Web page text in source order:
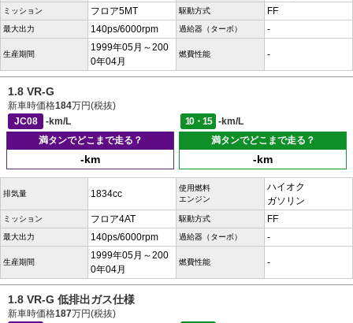
ミッション フロア5MT 駆動方式 FF
最大出力 140ps/6000rpm 過給器（ターボ） -
生産期間
1999年05月～200
0年04月
燃費性能 -
1.8 VR-G
新車時価格184万円(税抜)
JC08
-km/L 10・15
-km/L
満タンでどこまで走る？
-km
満タンでどこまで走る？
-km
排気量 1834cc
使用燃料
エンジン
ハイオク
ガソリン
ミッション フロア4AT 駆動方式 FF
最大出力 140ps/6000rpm 過給器（ターボ） -
生産期間
1999年05月～200
0年04月
燃費性能 -
1.8 VR-G 低排出ガス仕様
新車時価格187万円(税抜)